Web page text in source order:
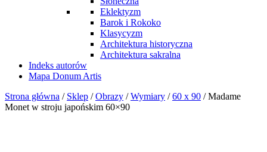
Eklektyzm
Barok i Rokoko
Klasycyzm
Architektura historyczna
Architektura sakralna
Indeks autorów
Mapa Donum Artis
Strona główna / Sklep /Obrazy /Wymiary /60 x 90 / Madame
Monet w stroju japońskim 60×90